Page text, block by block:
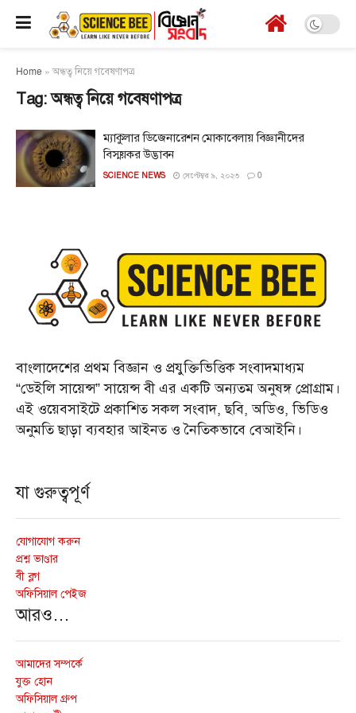
Home »অন্ধত্ব নিয়ে গবেষণাপত্র
Tag:অন্ধত্ব নিয়ে গবেষণাপত্র
ম্যাকুলার ডিজেনারেশন মোকাবেলায় বিজ্ঞানীদের
বিস্ময়কর উদ্ভাবন
SCIENCE NEWS সেপ্টেম্বর ৯, ২০২৩ 0
বাংলাদেশের প্রথম বিজ্ঞান ও প্রযুক্তিভিত্তিক সংবাদমাধ্যম
“ডেইলি সায়েন্স” সায়েন্স বী এর একটি অন্যতম অনুষঙ্গ প্রোগ্রাম।
এই ওয়েবসাইটে প্রকাশিত সকল সংবাদ, ছবি, অডিও, ভিডিও
অনুমতি ছাড়া ব্যবহার আইনত ও নৈতিকভাবে বেআইনি।
যা গুরুত্বপূর্ণ
যোগাযোগ করুন
প্রশ্ন ভাণ্ডার
বী ব্লগ
অফিসিয়াল পেইজ
আরও…
আমাদের সম্পর্কে
যুক্ত হোন
অফিসিয়াল গ্রুপ